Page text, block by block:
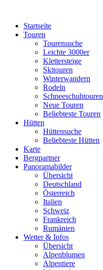
Startseite
Touren
Tourensuche
Leichte 3000er
Klettersteige
Skitouren
Winterwandern
Rodeln
Schneeschuhtouren
Neue Touren
Beliebteste Touren
Hütten
Hüttensuche
Beliebteste Hütten
Karte
Bergpartner
Panoramabilder
Übersicht
Deutschland
Österreich
Italien
Schweiz
Frankreich
Rumänien
Wetter & Infos
Übersicht
Alpenblumen
Alpentiere